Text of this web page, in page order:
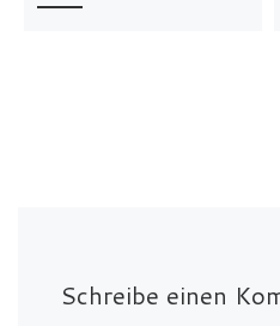
Schreibe einen